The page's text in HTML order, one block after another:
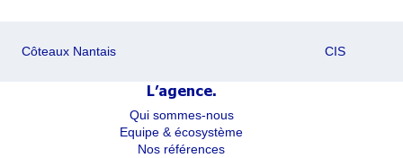
Côteaux Nantais CIS
L’agence.
Qui sommes-nous
Equipe & écosystème
Nos références